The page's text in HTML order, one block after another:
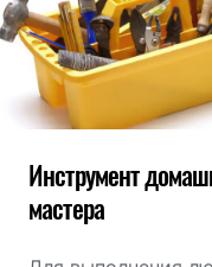
Инструмент
мастера